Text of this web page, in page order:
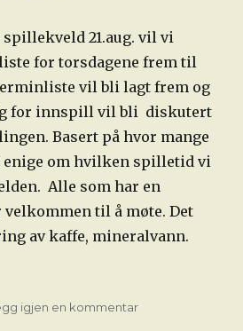
21.aug. vil vi
for torsdagene frem til
vil bli lagt frem og
for innspill vil bli diskutert
Basert på hvor mange
om hvilken spilletid vi
Alle som har en
til å møte. Det
av kaffe, mineralvann.
igjen en kommentartil